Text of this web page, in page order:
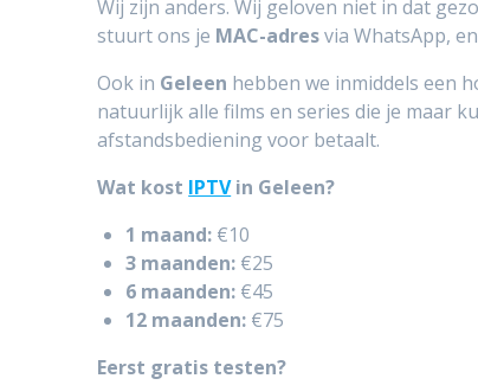
Wij zijn anders. Wij geloven niet in dat
stuurt ons je MAC-adresvia WhatsApp,
Ook in Geleen hebben we inmiddels een
natuurlijk alle films en series die je maar
afstandsbediening voor betaalt.
Wat kost IPTVin Geleen?
1 maand: €10
3 maanden: €25
6 maanden: €45
12 maanden: €75
Eerst gratis testen?